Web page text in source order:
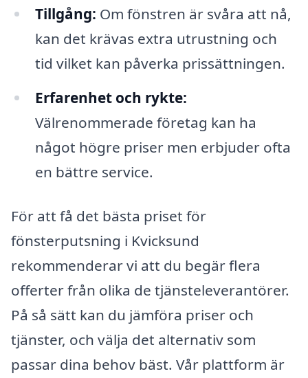
Tillgång: Om fönstren är svåra att nå,
kan det krävas extra utrustning och
tid vilket kan påverka prissättningen.
Erfarenhet och rykte:
Välrenommerade företag kan ha
något högre priser men erbjuder ofta
en bättre service.
För att få det bästa priset för
fönsterputsning i Kvicksund
rekommenderar vi att du begär flera
offerter från olika de tjänsteleverantörer.
På så sätt kan du jämföra priser och
tjänster, och välja det alternativ som
passar dina behov bäst. Vår plattform är